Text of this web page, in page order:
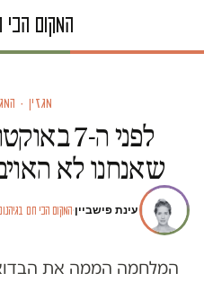
מגזין ·
לפני ה-7
שאנחנו לא
עינת פישביין·המקום הכי חם
המלחמה הממה את